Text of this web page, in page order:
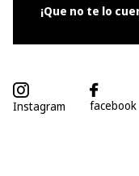
¡Que no te lo
Instagram facebook